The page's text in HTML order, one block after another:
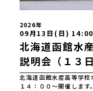
2026年
09月13日(日)
北海道函館水
説明会（１３
北海道函館水産高等学校
１４：００～開催しま